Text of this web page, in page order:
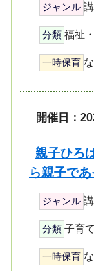
ジャンル
分類 福祉
一時保育
開催日：
親子ひろ
ら親子であ
ジャンル
分類 子育
一時保育